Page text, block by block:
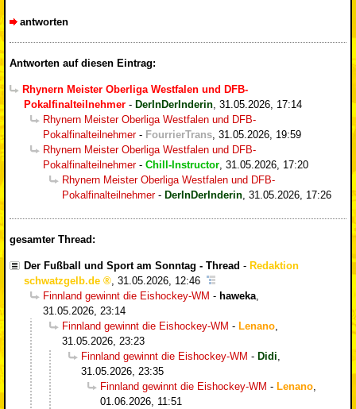
antworten
Antworten auf diesen Eintrag:
Rhynern Meister Oberliga Westfalen und DFB-
Pokalfinalteilnehmer - DerInDerInderin, 31.05.2026, 17:14
Rhynern Meister Oberliga Westfalen und DFB-
Pokalfinalteilnehmer- FourrierTrans, 31.05.2026, 19:59
Rhynern Meister Oberliga Westfalen und DFB-
Pokalfinalteilnehmer- Chill-Instructor, 31.05.2026, 17:20
Rhynern Meister Oberliga Westfalen und DFB-
Pokalfinalteilnehmer- DerInDerInderin, 31.05.2026, 17:26
gesamter Thread:
Der Fußball und Sport am Sonntag - Thread - Redaktion
schwatzgelb.de
31.05.2026, 12:46
Finnland gewinnt die Eishockey-WM - haweka
31.05.2026, 23:14
Finnland gewinnt die Eishockey-WM - Lenano
31.05.2026, 23:23
Finnland gewinnt die Eishockey-WM - Didi
31.05.2026, 23:35
Finnland gewinnt die Eishockey-WM - Lenano
01.06.2026, 11:51